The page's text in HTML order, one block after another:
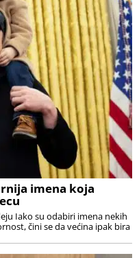
imena koja
Iako su odabiri imena nekih
čini se da većina ipak bira